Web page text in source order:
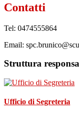
Contatti
Tel: 0474555864
Email:
Struttura
Ufficio di Segreteria